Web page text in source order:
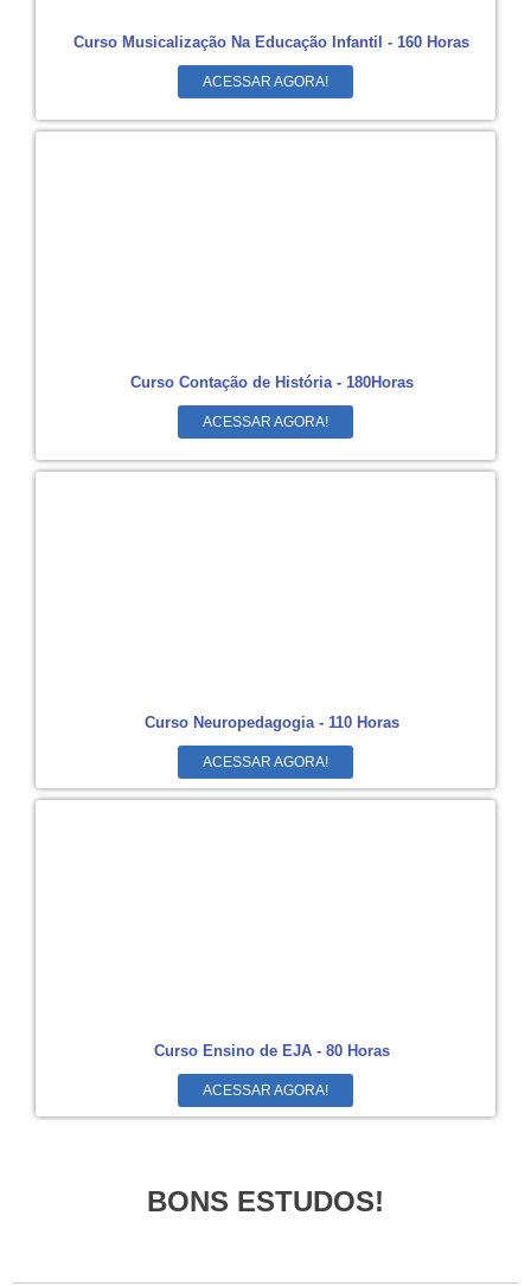
Curso Musicalização Na Educação Infantil - 160 Horas
ACESSAR AGORA!
Curso Contação de História - 180Horas
ACESSAR AGORA!
Curso Neuropedagogia - 110 Horas
ACESSAR AGORA!
Curso Ensino de EJA - 80 Horas
ACESSAR AGORA!
BONS ESTUDOS!